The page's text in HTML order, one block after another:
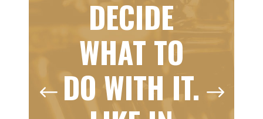
DECIDE
WHAT TO
DO WITH IT.